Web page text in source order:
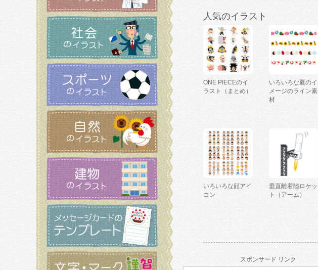
人気のイラスト
ONE PIECEのイ
ラスト（まとめ）
いろいろな夏のイ
メージのライン素
材
いろいろな顔アイ
コン
垂直離着陸ロケッ
ト（アーム）
スポンサード リンク